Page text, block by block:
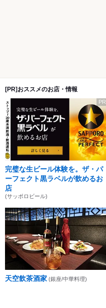
[PR]おススメのお店・情報
PR
完璧な生ビール体験を。ザ・パ
ーフェクト黒ラベルが飲めるお
店
(サッポロビール)
天空飲茶酒家 (銀座/中華料理)